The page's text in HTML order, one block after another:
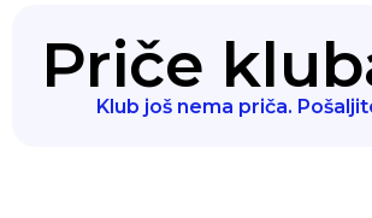
Priče
Klub još nema priča.